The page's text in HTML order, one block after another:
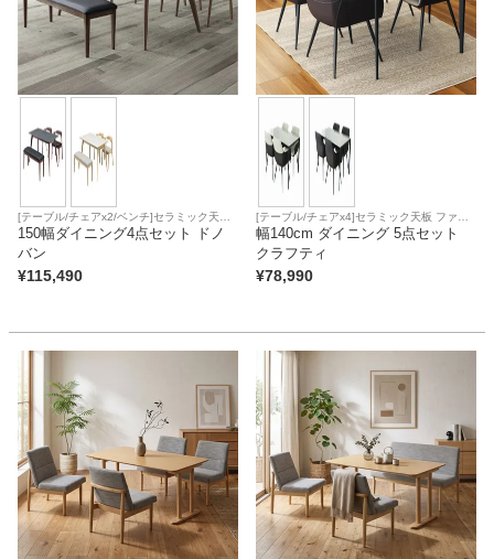
[テーブル/チェアx2/ベンチ]セラミック天板
合皮座面
150幅ダイニング4点セット ドノ
バン
¥115,490
[テーブル/チェアx4]セラミック天板 ファブ
リック座面
幅140cm ダイニング 5点セット
クラフティ
¥78,990